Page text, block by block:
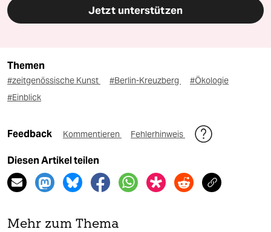
Jetzt unterstützen
Themen
#zeitgenössische Kunst #Berlin-Kreuzberg
#Ökologie
#Einblick
Feedback Kommentieren Fehlerhinweis
Diesen Artikel teilen
Mehr zum Thema